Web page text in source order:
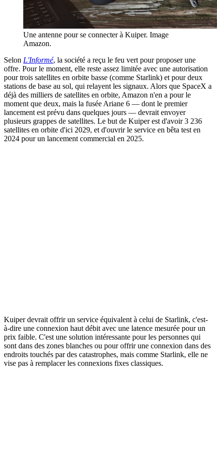
Une antenne pour se connecter à Kuiper. Image
Amazon.
Selon L'Informé, la société a reçu le feu vert pour proposer une
offre. Pour le moment, elle reste assez limitée avec une autorisation
pour trois satellites en orbite basse (comme Starlink) et pour deux
stations de base au sol, qui relayent les signaux. Alors que SpaceX a
déjà des milliers de satellites en orbite, Amazon n'en a pour le
moment que deux, mais la fusée Ariane 6 — dont le premier
lancement est prévu dans quelques jours — devrait envoyer
plusieurs grappes de satellites. Le but de Kuiper est d'avoir 3 236
satellites en orbite d'ici 2029, et d'ouvrir le service en bêta test en
2024 pour un lancement commercial en 2025.
Kuiper devrait offrir un service équivalent à celui de Starlink, c'est-
à-dire une connexion haut débit avec une latence mesurée pour un
prix faible. C'est une solution intéressante pour les personnes qui
sont dans des zones blanches ou pour offrir une connexion dans des
endroits touchés par des catastrophes, mais comme Starlink, elle ne
vise pas à remplacer les connexions fixes classiques.